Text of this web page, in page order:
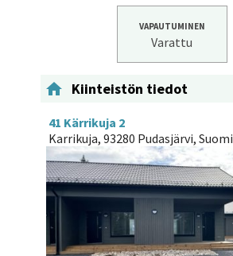
VAPAUTUMINEN
Varattu
 Kiinteistön tiedot
41 Kärrikuja 2
Karrikuja, 93280 Pudasjärvi, Suomi